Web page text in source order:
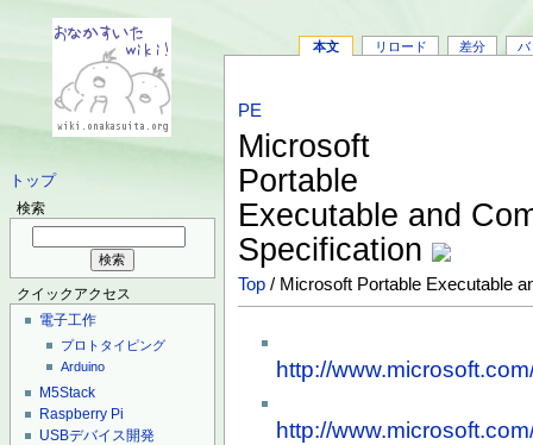
トップ
検索
クイックアクセス
電子工作
プロトタイピング
Arduino
M5Stack
Raspberry Pi
USBデバイス開発
本文 リロード 差分 バ
PE
Microsoft
Portable
Executable and
Specification
Top / Microsoft Portable Executable
http://
http://